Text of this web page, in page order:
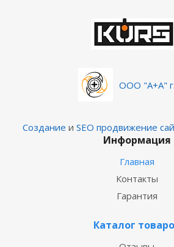
ООО "А+А"
Создание и SEO продвижение
Информация
Главная
Контакты
Гарантия
Каталог